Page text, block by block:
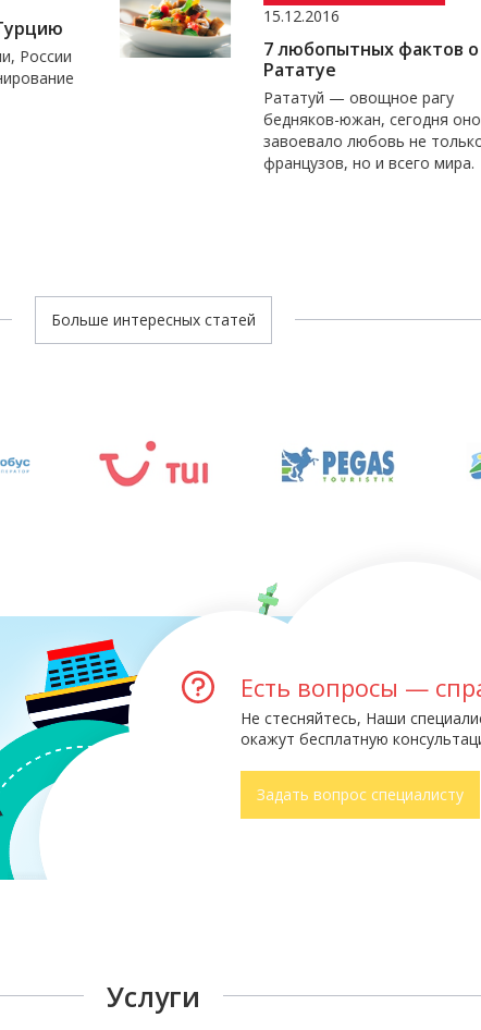
15.12.2016
7 любопытных фактов о
Рататуй — овощное рагу
бедняков-южан, сегодня оно
завоевало любовь не только
французов, но и всего мира.
Больше интересных статей
Есть вопросы —
Не стесняйтесь, Наши
окажут бесплатную
Задать вопрос специалисту
Услуги